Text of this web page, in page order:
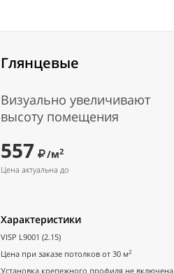
Глянцевые
Визуально увеличивают
высоту помещения
557 /м2
Цена актуальна до
Характеристики
VISP L9001 (2.15)
Цена при заказе потолков от 30 м2
Установка крепежного профиля не включена